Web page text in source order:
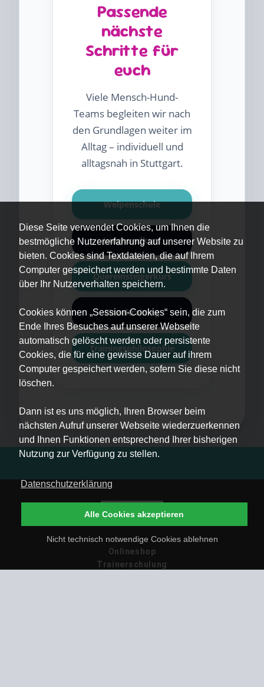
Diese Seite verwendet Cookies, um Ihnen die
bestmögliche Nutzererfahrung auf unserer Website zu
bieten. Cookies sind Textdateien, die auf Ihrem
Computer gespeichert werden und bestimmte Daten
über Ihr Nutzerverhalten speichern.
Cookies können „Session-Cookies“ sein, die zum
Ende Ihres Besuches auf unserer Webseite
automatisch gelöscht werden oder persistente
Cookies, die für eine gewisse Dauer auf ihrem
Computer gespeichert werden, sofern Sie diese nicht
löschen.
Dann ist es uns möglich, Ihren Browser beim
nächsten Aufruf unserer Webseite wiederzuerkennen
und Ihnen Funktionen entsprechend Ihrer bisherigen
Nutzung zur Verfügung zu stellen.
Datenschutzerklärung
Nicht technisch notwendige Cookies ablehnen
Alle Cookies akzeptieren
Passende
nächste
Schritte für
euch
Viele Mensch-Hund-
Teams begleiten wir nach
den Grundlagen weiter im
Alltag – individuell und
alltagsnah in Stuttgart.
Welpenschule
Junghundkurs
Quereinsteigerkurs
Einzeltraining
Trainingsphilosophie
Onlineshop
Trainerschulung